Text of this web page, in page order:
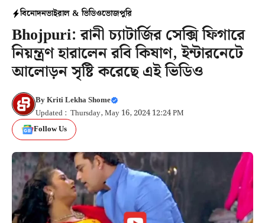
বিনোদনভাইরাল & ভিডিওভোজপুরি
Bhojpuri: রানী চ্যাটার্জির সেক্সি ফিগারে
নিয়ন্ত্রণ হারালেন রবি কিষাণ, ইন্টারনেটে
আলোড়ন সৃষ্টি করেছে এই ভিডিও
ByKriti Lekha Shome
Updated : Thursday, May 16, 2024 12:24 PM
Follow Us